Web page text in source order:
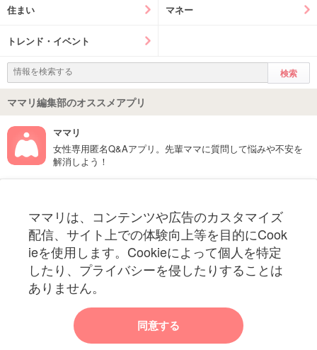
住まい マネー
トレンド・イベント
ママリ編集部のオススメアプリ
ママリ
女性専用匿名Q&Aアプリ。先輩ママに質問して悩みや不安を
解消しよう！
ママリは、コンテンツや広告のカスタマイズ
配信、サイト上での体験向上等を目的にCook
ieを使用します。Cookieによって個人を特定
したり、プライバシーを侵したりすることは
ありません。
同意する
妊娠〜子育て中のお役立ち情報を配信中
ママリからのお知らせ